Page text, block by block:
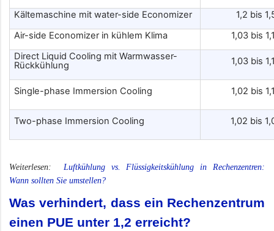
Kältemaschine mit water-side Economizer
1,2 bis
Air-side Economizer in kühlem Klima
1,03 bis
Direct Liquid Cooling mit Warmwasser-
Rückkühlung
1,03 bis
Single-phase Immersion Cooling 1,02 bis
Two-phase Immersion Cooling 1,02 bis
Weiterlesen: Luftkühlung vs. Flüssigkeitskühlung in Rechenzentren:
Wann sollten Sie umstellen?
Was verhindert, dass ein Rechenzentrum
einen PUE unter 1,2 erreicht?